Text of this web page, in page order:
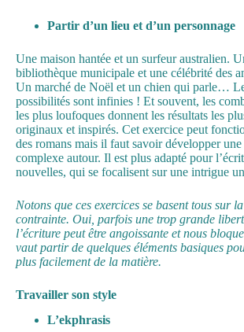
Partir d’un lieu et d’un personnage
Une maison hantée et un surfeur australien.
bibliothèque municipale et une célébrité des
Un marché de Noël et un chien qui parle…
possibilités sont infinies ! Et souvent, les
les plus loufoques donnent les résultats les
originaux et inspirés. Cet exercice peut
des romans mais il faut savoir développer
complexe autour. Il est plus adapté pour
nouvelles, qui se focalisent sur une intrigue
Notons que ces exercices se basent tous sur la
contrainte. Oui, parfois une trop grande
l’écriture peut être angoissante et nous
vaut partir de quelques éléments basiques
plus facilement de la matière.
Travailler son style
L’ekphrasis